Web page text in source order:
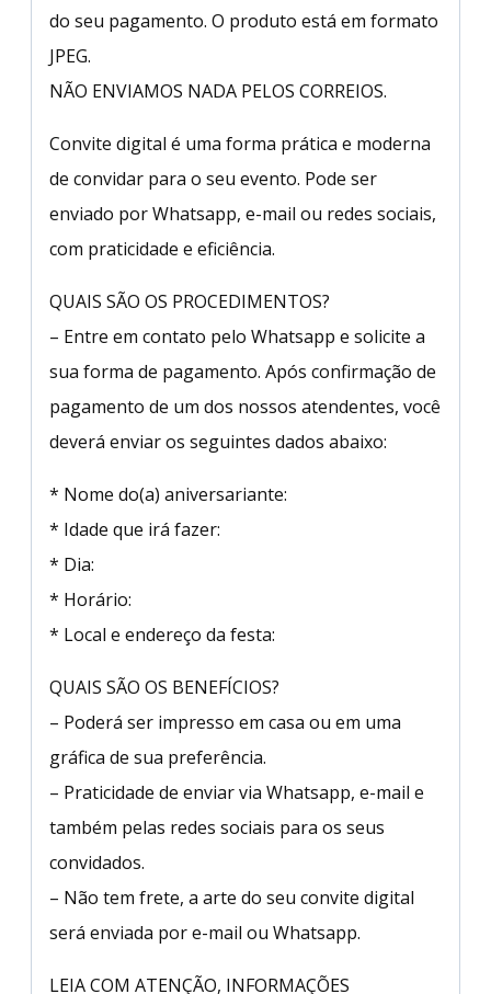
do seu pagamento. O produto está em formato
JPEG.
NÃO ENVIAMOS NADA PELOS CORREIOS.
Convite digital é uma forma prática e moderna
de convidar para o seu evento. Pode ser
enviado por Whatsapp, e-mail ou redes sociais,
com praticidade e eficiência.
QUAIS SÃO OS PROCEDIMENTOS?
– Entre em contato pelo Whatsapp e solicite a
sua forma de pagamento. Após confirmação de
pagamento de um dos nossos atendentes, você
deverá enviar os seguintes dados abaixo:
* Nome do(a) aniversariante:
* Idade que irá fazer:
* Dia:
* Horário:
* Local e endereço da festa:
QUAIS SÃO OS BENEFÍCIOS?
– Poderá ser impresso em casa ou em uma
gráfica de sua preferência.
– Praticidade de enviar via Whatsapp, e-mail e
também pelas redes sociais para os seus
convidados.
– Não tem frete, a arte do seu convite digital
será enviada por e-mail ou Whatsapp.
LEIA COM ATENÇÃO, INFORMAÇÕES